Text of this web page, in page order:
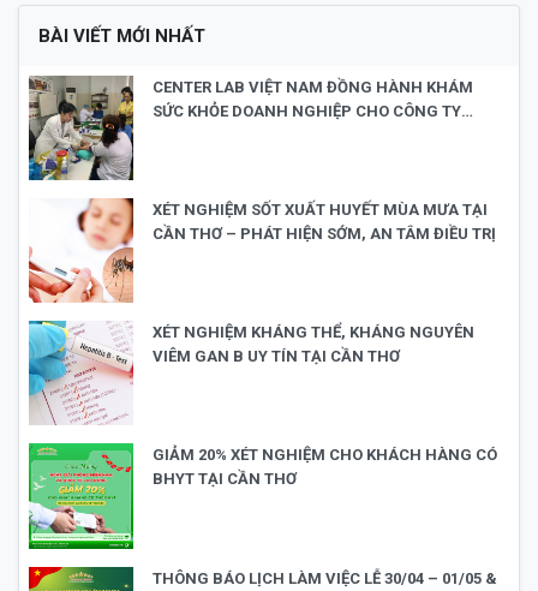
thoải mái nhất
BÀI VIẾT MỚI NHẤT
CENTER LAB VIỆT NAM ĐỒNG HÀNH KHÁM
SỨC KHỎE DOANH NGHIỆP CHO CÔNG TY
XÉT NGHIỆM SỐT XUẤT HUYẾT MÙA MƯA TẠI
CẦN THƠ – PHÁT HIỆN SỚM, AN TÂM ĐIỀU TRỊ
XÉT NGHIỆM KHÁNG THỂ, KHÁNG NGUYÊN
VIÊM GAN B UY TÍN TẠI CẦN THƠ
GIẢM 20% XÉT NGHIỆM CHO KHÁCH HÀNG CÓ
BHYT TẠI CẦN THƠ
THÔNG BÁO LỊCH LÀM VIỆC LỄ 30/04 – 01/05 &